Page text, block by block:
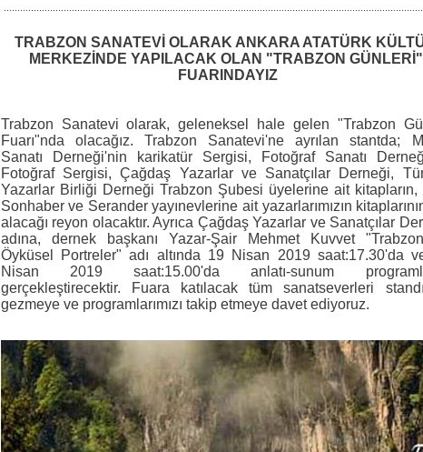
TRABZON SANATEVİ OLARAK ANKARA ATATÜRK
MERKEZİNDE YAPILACAK OLAN "TRABZON GÜNLERİ"
FUARINDAYIZ
Trabzon Sanatevi olarak, geleneksel hale gelen "Trabzon
Fuarı"nda olacağız. Trabzon Sanatevi'ne ayrılan stantda;
Sanatı Derneği'nin karikatür Sergisi, Fotoğraf Sanatı
Fotoğraf Sergisi, Çağdaş Yazarlar ve Sanatçılar Derneği,
Yazarlar Birliği Derneği Trabzon Şubesi üyelerine ait kitapların,
Sonhaber ve Serander yayınevlerine ait yazarlarımızın
alacağı reyon olacaktır. Ayrıca Çağdaş Yazarlar ve Sanatçılar
adına, dernek başkanı Yazar-Şair Mehmet Kuvvet
Öyküsel Portreler" adı altında 19 Nisan 2019 saat:17.30'da
Nisan 2019 saat:15.00'da anlatı-sunum
gerçekleştirecektir. Fuara katılacak tüm sanatseverleri
gezmeye ve programlarımızı takip etmeye davet ediyoruz.